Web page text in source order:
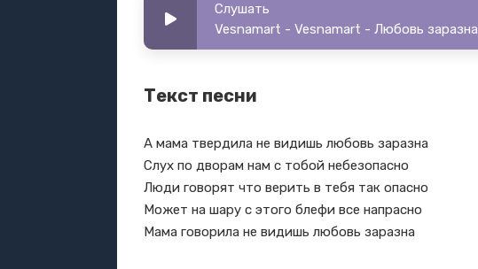
Слушать
Vesnamart - Vesnamart - Любовь заразна
Текст песни
А мама твердила не видишь любовь заразна
Слух по дворам нам с тобой небезопасно
Люди говорят что верить в тебя так опасно
Может на шару с этого блефи все напрасно
Мама говорила не видишь любовь заразна